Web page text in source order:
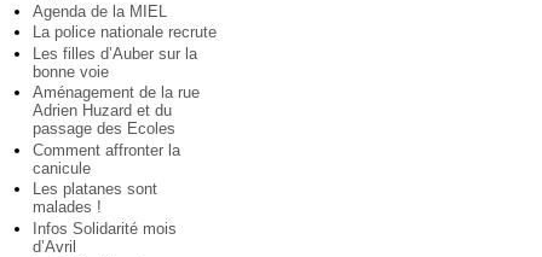
Agenda de la MIEL
La police nationale recrute
Les filles d’Auber sur la
bonne voie
Aménagement de la rue
Adrien Huzard et du
passage des Ecoles
Comment affronter la
canicule
Les platanes sont
malades !
Infos Solidarité mois
d’Avril